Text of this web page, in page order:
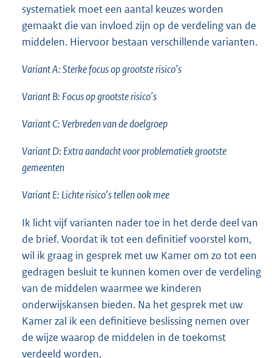
systematiek moet een aantal keuzes worden
gemaakt die van invloed zijn op de verdeling van de
middelen. Hiervoor bestaan verschillende varianten.
Variant A: Sterke focus op grootste risico’s
Variant B: Focus op grootste risico’s
Variant C: Verbreden van de doelgroep
Variant D: Extra aandacht voor problematiek grootste
gemeenten
Variant E: Lichte risico’s tellen ook mee
Ik licht vijf varianten nader toe in het derde deel van
de brief. Voordat ik tot een definitief voorstel kom,
wil ik graag in gesprek met uw Kamer om zo tot een
gedragen besluit te kunnen komen over de verdeling
van de middelen waarmee we kinderen
onderwijskansen bieden. Na het gesprek met uw
Kamer zal ik een definitieve beslissing nemen over
de wijze waarop de middelen in de toekomst
verdeeld worden.